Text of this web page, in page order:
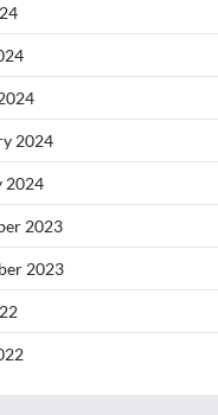
2024
2024
2023
2023